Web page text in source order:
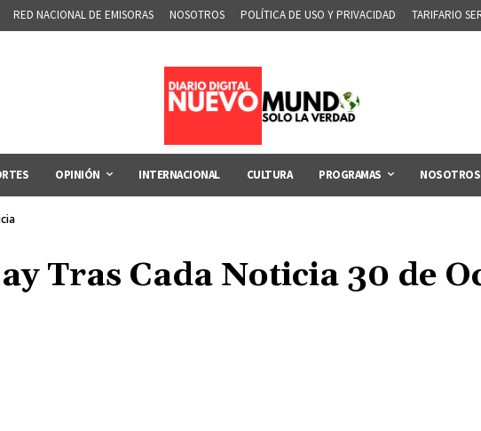
RED NACIONAL DE EMISORAS NOSOTROS POLÍTICA DE USO Y PRIVACIDAD TARIFARIO
OPINIÓN INTERNACIONAL CULTURA PROGRAMAS NOSOTROS
Tras Cada Noticia 30 de